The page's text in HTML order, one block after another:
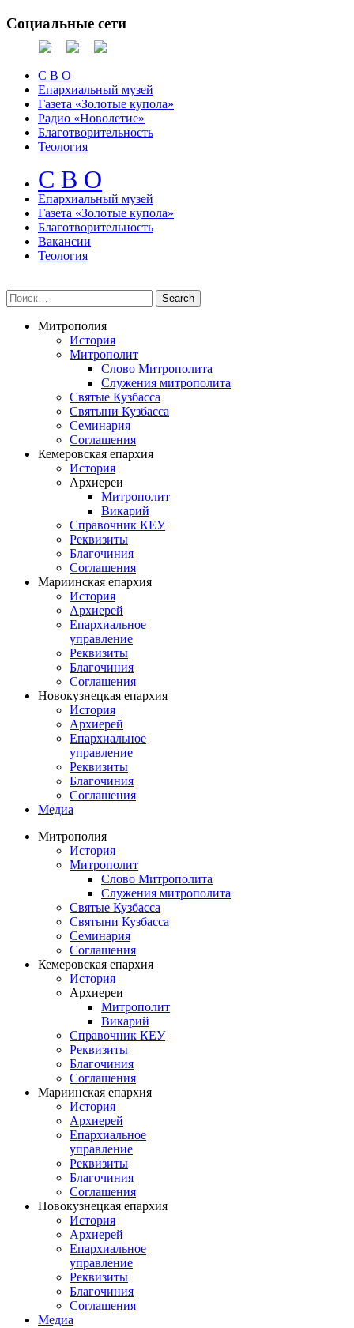
Социальные сети
С В О
Епархиальный музей
Газета «Золотые купола»
Радио «Новолетие»
Благотворительность
Теология
С В О
Епархиальный музeй
Газета «Золотые купола»
Благотворительность
Вакансии
Теология
Митрополия
История
Митрополит
Слово Митрополита
Служения митрополита
Святые Кузбасса
Святыни Кузбасса
Семинария
Соглашения
Кемеровская епархия
История
Архиереи
Митрополит
Викарий
Справочник КЕУ
Реквизиты
Благочиния
Соглашения
Мариинская епархия
История
Архиерей
Епархиальное
управление
Реквизиты
Благочиния
Соглашения
Новокузнецкая епархия
История
Архиерей
Епархиальное
управление
Реквизиты
Благочиния
Соглашения
Медиа
Митрополия
История
Митрополит
Слово Митрополита
Служения митрополита
Святые Кузбасса
Святыни Кузбасса
Семинария
Соглашения
Кемеровская епархия
История
Архиереи
Митрополит
Викарий
Справочник КЕУ
Реквизиты
Благочиния
Соглашения
Мариинская епархия
История
Архиерей
Епархиальное
управление
Реквизиты
Благочиния
Соглашения
Новокузнецкая епархия
История
Архиерей
Епархиальное
управление
Реквизиты
Благочиния
Соглашения
Медиа